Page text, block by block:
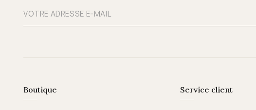
Boutique Service client